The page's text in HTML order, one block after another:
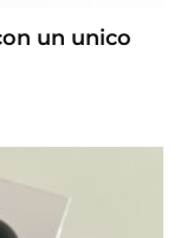
un unico